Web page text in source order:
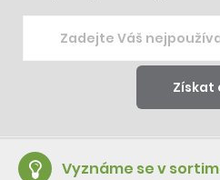
Vyznáme se v